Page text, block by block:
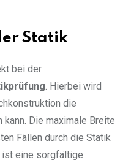
Statik
bei der
. Hierbei wird
die
Die maximale Breite
Fällen durch die Statik
ist eine sorgfältige